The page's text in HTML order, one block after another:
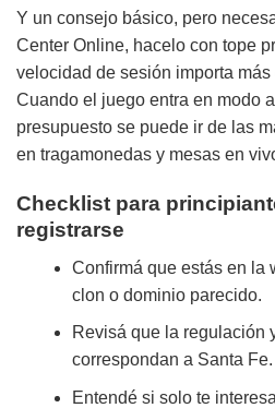
Y un consejo básico, pero
Center Online, hacelo con tope
velocidad de sesión importa
Cuando el juego entra en modo
presupuesto se puede ir de las
en tragamonedas y mesas en
Checklist para
registrarse
Confirmá que estás en la
clon o dominio parecido.
Revisá que la regulación
correspondan a Santa Fe.
Entendé si solo te